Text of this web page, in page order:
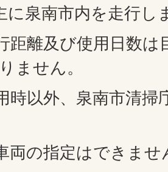
に泉南市内を走行し
距離及び使用日数
ません。
時以外、泉南市清掃
両の指定はできませ